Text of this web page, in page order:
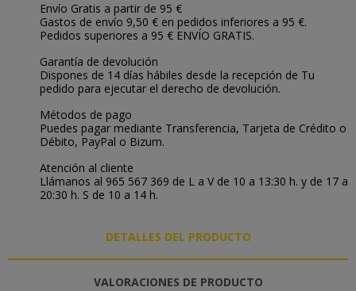
Envío Gratis a partir de 95 €
Gastos de envío 9,50 € en pedidos inferiores a 95 €.
Pedidos superiores a 95 € ENVÍO GRATIS.
Garantía de devolución
Dispones de 14 días hábiles desde la recepción de Tu
pedido para ejecutar el derecho de devolución.
Métodos de pago
Puedes pagar mediante Transferencia, Tarjeta de Crédito o
Débito, PayPal o Bizum.
Atención al cliente
Llámanos al 965 567 369 de L a V de 10 a 13:30 h. y de 17 a
20:30 h. S de 10 a 14 h.
DETALLES DEL PRODUCTO
VALORACIONES DE PRODUCTO